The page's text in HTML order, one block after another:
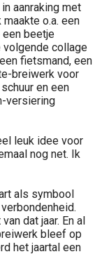
aanraking met
o.a. een
een beetje
volgende collage
fietsmand, een
breiwerk voor
en een
versiering
leuk idee voor
nog net. Ik
als symbool
dat jaar. En al
bleef op
het jaartal een